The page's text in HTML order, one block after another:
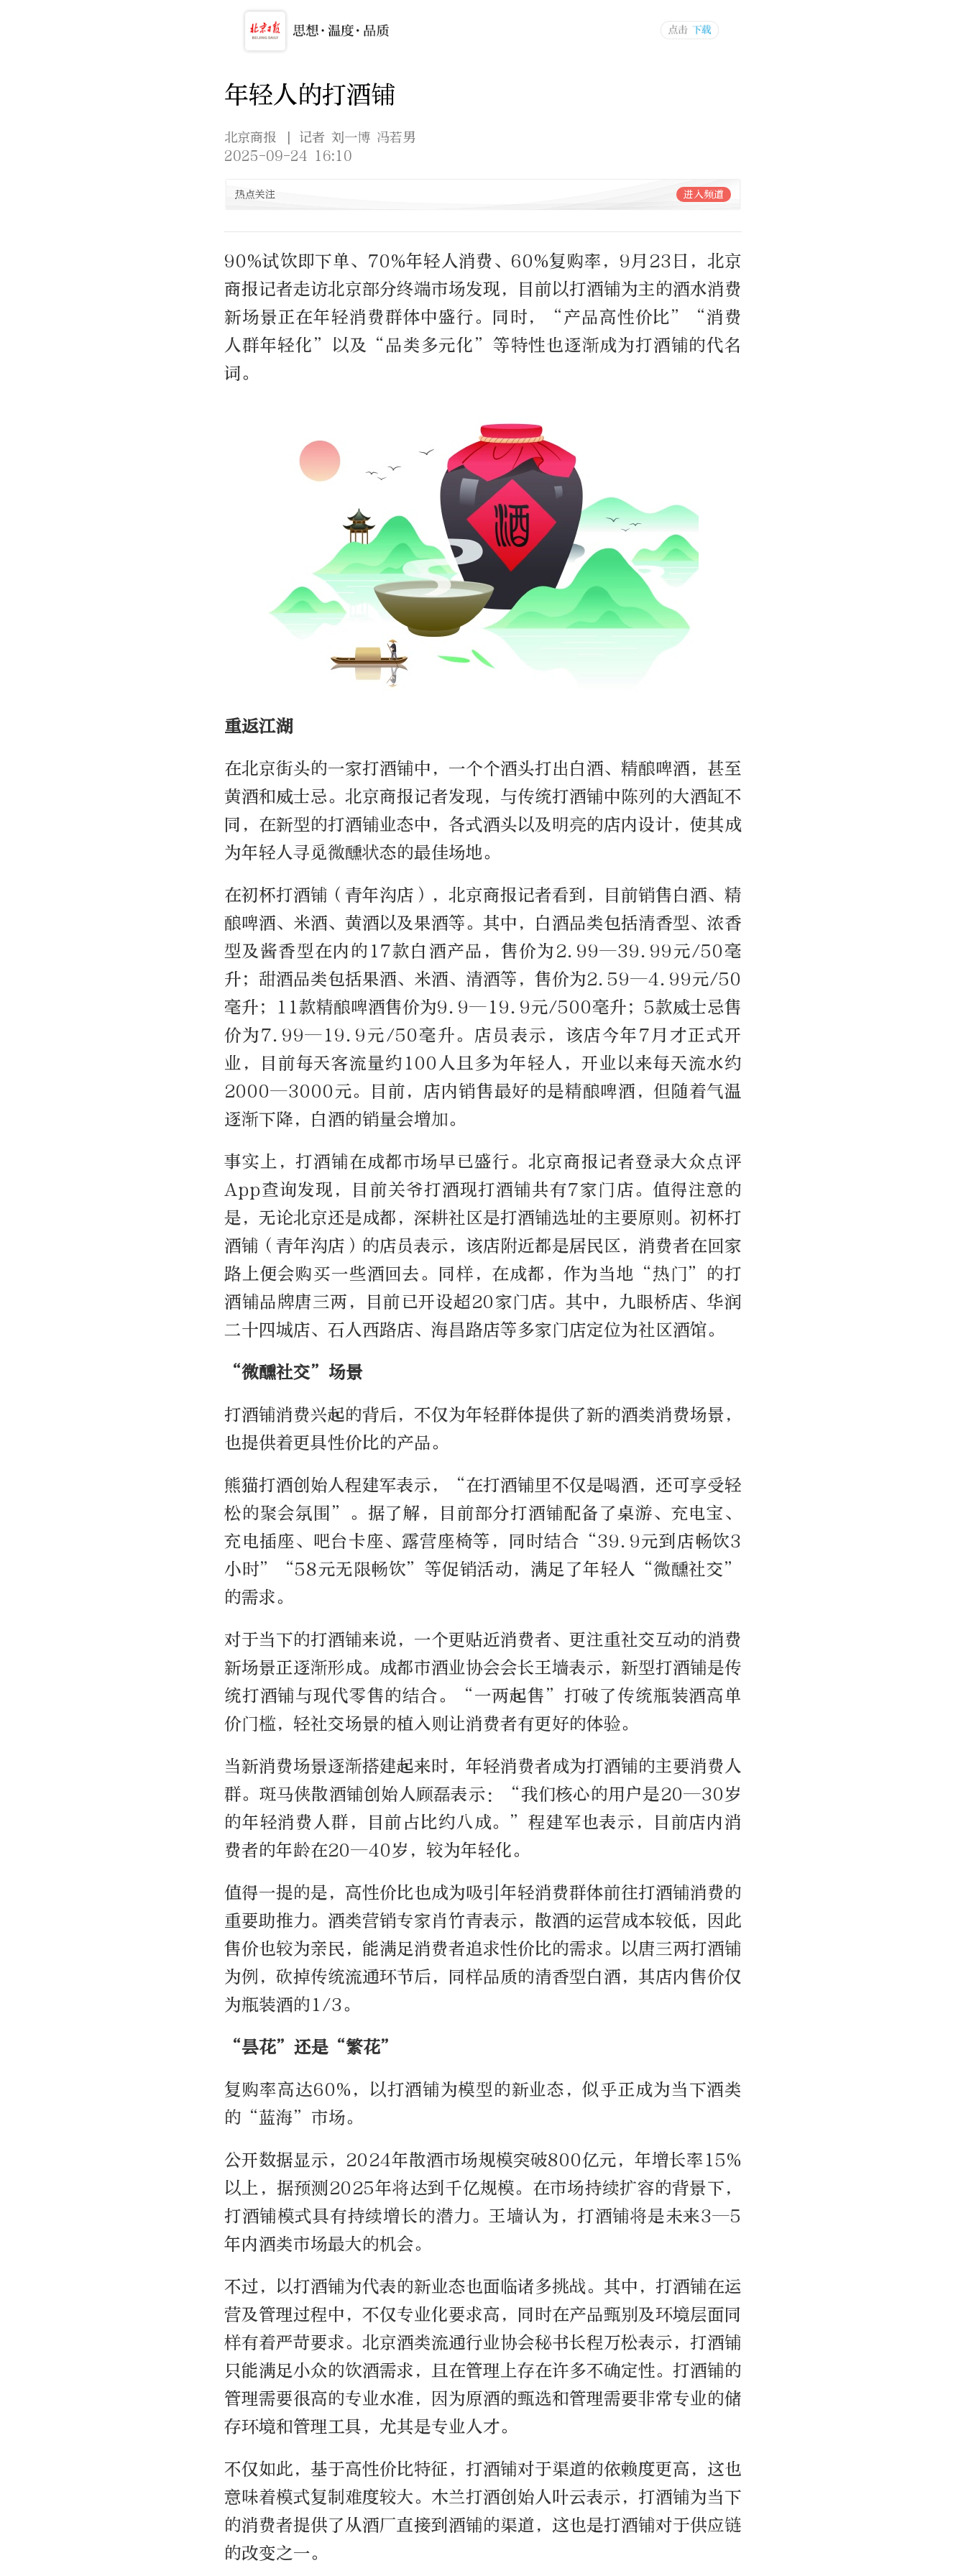
年轻人的打酒铺
北京商报
| 记者 刘一博 冯若男
2025-09-24 16:10
热点关注 进入频道
90%试饮即下单、70%年轻人消费、60%复购率，9月23日，北京
商报记者走访北京部分终端市场发现，目前以打酒铺为主的酒水消费
新场景正在年轻消费群体中盛行。同时，“产品高性价比”“消费
人群年轻化”以及“品类多元化”等特性也逐渐成为打酒铺的代名
词。
重返江湖
在北京街头的一家打酒铺中，一个个酒头打出白酒、精酿啤酒，甚至
黄酒和威士忌。北京商报记者发现，与传统打酒铺中陈列的大酒缸不
同，在新型的打酒铺业态中，各式酒头以及明亮的店内设计，使其成
为年轻人寻觅微醺状态的最佳场地。
在初杯打酒铺（青年沟店），北京商报记者看到，目前销售白酒、精
酿啤酒、米酒、黄酒以及果酒等。其中，白酒品类包括清香型、浓香
型及酱香型在内的17款白酒产品，售价为2.99—39.99元/50毫
升；甜酒品类包括果酒、米酒、清酒等，售价为2.59—4.99元/50
毫升；11款精酿啤酒售价为9.9—19.9元/500毫升；5款威士忌售
价为7.99—19.9元/50毫升。店员表示，该店今年7月才正式开
业，目前每天客流量约100人且多为年轻人，开业以来每天流水约
2000—3000元。目前，店内销售最好的是精酿啤酒，但随着气温
逐渐下降，白酒的销量会增加。
事实上，打酒铺在成都市场早已盛行。北京商报记者登录大众点评
App查询发现，目前关爷打酒现打酒铺共有7家门店。值得注意的
是，无论北京还是成都，深耕社区是打酒铺选址的主要原则。初杯打
酒铺（青年沟店）的店员表示，该店附近都是居民区，消费者在回家
路上便会购买一些酒回去。同样，在成都，作为当地“热门”的打
酒铺品牌唐三两，目前已开设超20家门店。其中，九眼桥店、华润
二十四城店、石人西路店、海昌路店等多家门店定位为社区酒馆。
“微醺社交”场景
打酒铺消费兴起的背后，不仅为年轻群体提供了新的酒类消费场景，
也提供着更具性价比的产品。
熊猫打酒创始人程建军表示，“在打酒铺里不仅是喝酒，还可享受轻
松的聚会氛围”。据了解，目前部分打酒铺配备了桌游、充电宝、
充电插座、吧台卡座、露营座椅等，同时结合“39.9元到店畅饮3
小时”“58元无限畅饮”等促销活动，满足了年轻人“微醺社交”
的需求。
对于当下的打酒铺来说，一个更贴近消费者、更注重社交互动的消费
新场景正逐渐形成。成都市酒业协会会长王墙表示，新型打酒铺是传
统打酒铺与现代零售的结合。“一两起售”打破了传统瓶装酒高单
价门槛，轻社交场景的植入则让消费者有更好的体验。
当新消费场景逐渐搭建起来时，年轻消费者成为打酒铺的主要消费人
群。斑马侠散酒铺创始人顾磊表示：“我们核心的用户是20—30岁
的年轻消费人群，目前占比约八成。”程建军也表示，目前店内消
费者的年龄在20—40岁，较为年轻化。
值得一提的是，高性价比也成为吸引年轻消费群体前往打酒铺消费的
重要助推力。酒类营销专家肖竹青表示，散酒的运营成本较低，因此
售价也较为亲民，能满足消费者追求性价比的需求。以唐三两打酒铺
为例，砍掉传统流通环节后，同样品质的清香型白酒，其店内售价仅
为瓶装酒的1/3。
“昙花”还是“繁花”
复购率高达60%，以打酒铺为模型的新业态，似乎正成为当下酒类
的“蓝海”市场。
公开数据显示，2024年散酒市场规模突破800亿元，年增长率15%
以上，据预测2025年将达到千亿规模。在市场持续扩容的背景下，
打酒铺模式具有持续增长的潜力。王墙认为，打酒铺将是未来3—5
年内酒类市场最大的机会。
不过，以打酒铺为代表的新业态也面临诸多挑战。其中，打酒铺在运
营及管理过程中，不仅专业化要求高，同时在产品甄别及环境层面同
样有着严苛要求。北京酒类流通行业协会秘书长程万松表示，打酒铺
只能满足小众的饮酒需求，且在管理上存在许多不确定性。打酒铺的
管理需要很高的专业水准，因为原酒的甄选和管理需要非常专业的储
存环境和管理工具，尤其是专业人才。
不仅如此，基于高性价比特征，打酒铺对于渠道的依赖度更高，这也
意味着模式复制难度较大。木兰打酒创始人叶云表示，打酒铺为当下
的消费者提供了从酒厂直接到酒铺的渠道，这也是打酒铺对于供应链
的改变之一。